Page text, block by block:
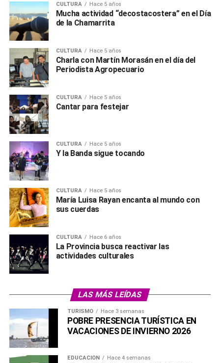
CULTURA Hace 5 años
Mucha actividad “decostacostera” en el Día
de la Chamarrita
CULTURA Hace 5 años
Charla con Martín Morasán en el día del
Periodista Agropecuario
CULTURA Hace 5 años
Cantar para festejar
CULTURA Hace 5 años
Y la Banda sigue tocando
CULTURA Hace 5 años
María Luisa Rayan encanta al mundo con
sus cuerdas
CULTURA Hace 6 años
La Provincia busca reactivar las
actividades culturales
LAS MÁS LEÍDAS
TURISMO Hace 3 semanas
POBRE PRESENCIA TURÍSTICA EN
VACACIONES DE INVIERNO 2026
EDUCACIÓN Hace 4 semanas